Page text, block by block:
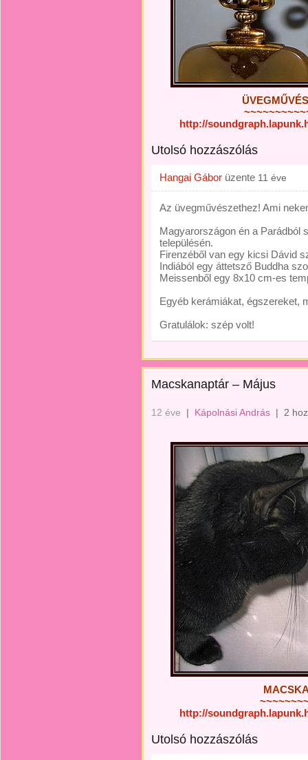
http://
Utolsó hozzászólás
Hangai Gábor üzente 11 éve
Az üvegművészethez! Ami
Magyarországon én a Parádból
településén.
Firenzéből van egy kicsi Dávid
Indiából egy áttetsző Buddha
Meissenből egy 8x10 cm-es
Egyéb kerámiákat, égszereket,
Gratulálok: szép volt!
Macskanaptár – Május
12 éve | Kápolnási András | 2
http://
Utolsó hozzászólás